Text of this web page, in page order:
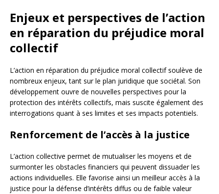
Enjeux et perspectives de l’action
en réparation du préjudice moral
collectif
L’action en réparation du préjudice moral collectif soulève de
nombreux enjeux, tant sur le plan juridique que sociétal. Son
développement ouvre de nouvelles perspectives pour la
protection des intérêts collectifs, mais suscite également des
interrogations quant à ses limites et ses impacts potentiels.
Renforcement de l’accès à la justice
L’action collective permet de mutualiser les moyens et de
surmonter les obstacles financiers qui peuvent dissuader les
actions individuelles. Elle favorise ainsi un meilleur accès à la
justice pour la défense d’intérêts diffus ou de faible valeur